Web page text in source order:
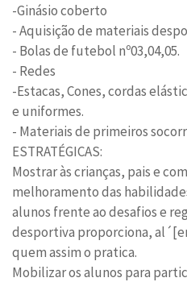
-Ginásio coberto
- Aquisição de materiais
- Bolas de futebol nº03,04,05.
- Redes
-Estacas, Cones, cordas
e uniformes.
- Materiais de primeiros
ESTRATÉGICAS:
Mostrar às crianças, pais e
melhoramento das
alunos frente ao desafios e
desportiva proporciona,
quem assim o pratica.
Mobilizar os alunos para